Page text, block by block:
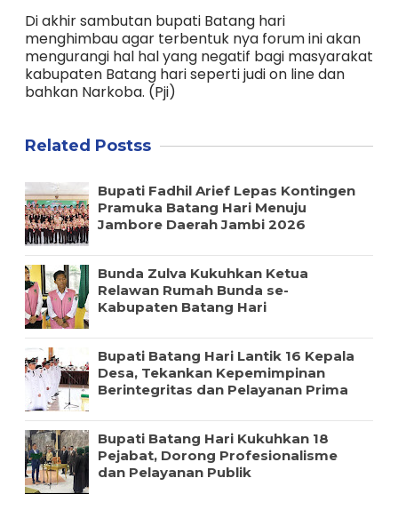
Di akhir sambutan bupati Batang hari
menghimbau agar terbentuk nya forum ini akan
mengurangi hal hal yang negatif bagi masyarakat
kabupaten Batang hari seperti judi on line dan
bahkan Narkoba. (Pji)
Related Postss
Bupati Fadhil Arief Lepas Kontingen
Pramuka Batang Hari Menuju
Jambore Daerah Jambi 2026
Bunda Zulva Kukuhkan Ketua
Relawan Rumah Bunda se-
Kabupaten Batang Hari
Bupati Batang Hari Lantik 16 Kepala
Desa, Tekankan Kepemimpinan
Berintegritas dan Pelayanan Prima
Bupati Batang Hari Kukuhkan 18
Pejabat, Dorong Profesionalisme
dan Pelayanan Publik